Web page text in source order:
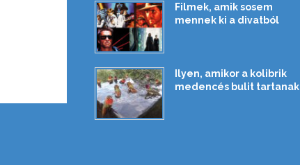
Filmek, amik sosem
mennek ki a divatból
Ilyen, amikor a kolibrik
medencés bulit tartanak